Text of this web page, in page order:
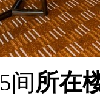
5间所在